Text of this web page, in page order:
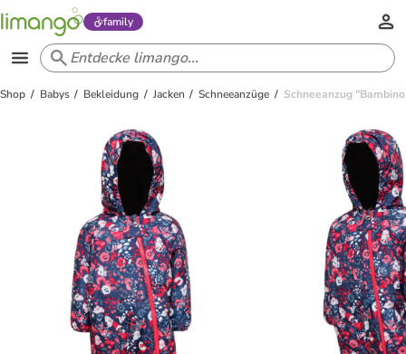
family
Shop Babys Bekleidung Jacken Schneeanzüge Schneeanzug